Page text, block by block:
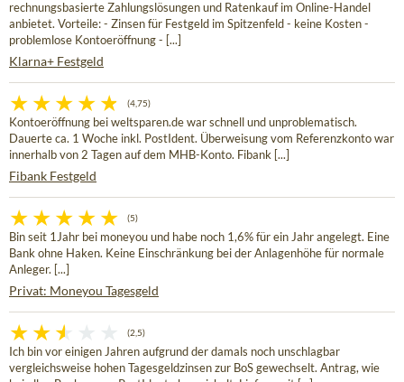
rechnungsbasierte Zahlungslösungen und Ratenkauf im Online-Handel
anbietet. Vorteile: - Zinsen für Festgeld im Spitzenfeld - keine Kosten -
problemlose Kontoeröffnung - [...]
Klarna+ Festgeld
(4,75)
Kontoeröffnung bei weltsparen.de war schnell und unproblematisch.
Dauerte ca. 1 Woche inkl. PostIdent. Überweisung vom Referenzkonto war
innerhalb von 2 Tagen auf dem MHB-Konto. Fibank [...]
Fibank Festgeld
(5)
Bin seit 1Jahr bei moneyou und habe noch 1,6% für ein Jahr angelegt. Eine
Bank ohne Haken. Keine Einschränkung bei der Anlagenhöhe für normale
Anleger. [...]
Privat: Moneyou Tagesgeld
(2,5)
Ich bin vor einigen Jahren aufgrund der damals noch unschlagbar
vergleichsweise hohen Tagesgeldzinsen zur BoS gewechselt. Antrag, wie